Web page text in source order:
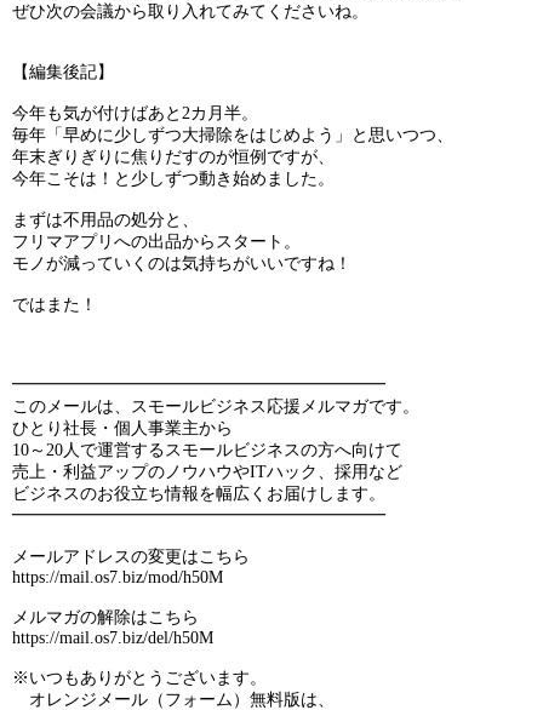
ぜひ次の会議から取り入れてみてくださいね。
【編集後記】
今年も気が付けばあと2カ月半。
毎年「早めに少しずつ大掃除をはじめよう」と思いつつ、
年末ぎりぎりに焦りだすのが恒例ですが、
今年こそは！と少しずつ動き始めました。
まずは不用品の処分と、
フリマアプリへの出品からスタート。
モノが減っていくのは気持ちがいいですね！
ではまた！
━━━━━━━━━━━━━━━━━━━━━━
このメールは、スモールビジネス応援メルマガです。
ひとり社長・個人事業主から
10～20人で運営するスモールビジネスの方へ向けて
売上・利益アップのノウハウやITハック、採用など
ビジネスのお役立ち情報を幅広くお届けします。
━━━━━━━━━━━━━━━━━━━━━━
メールアドレスの変更はこちら
https://mail.os7.biz/mod/h50M
メルマガの解除はこちら
https://mail.os7.biz/del/h50M
※いつもありがとうございます。
オレンジメール（フォーム）無料版は、